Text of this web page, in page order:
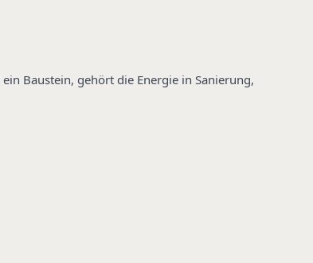
Baustein, gehört die Energie in Sanierung,